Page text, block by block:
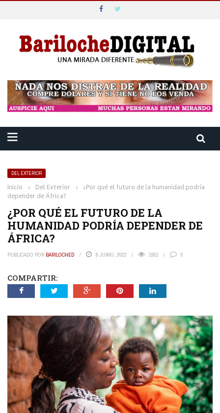
DEL EXTERIOR
Inicio › Del Exterior › ¿Por qué el futuro de la humanidad podría
depender de África?
¿POR QUÉ EL FUTURO DE LA
HUMANIDAD PODRÍA DEPENDER DE
ÁFRICA?
PUBLICADO POR BARILOCHED 8 JUNIO, 2022 1952 0
COMPARTIR: